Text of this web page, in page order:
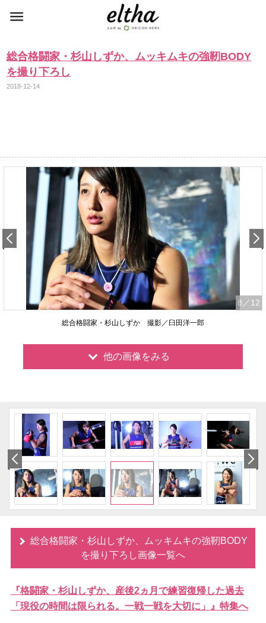
総合格闘家・杉山しずか、ムッキムキの強靭BODY
を撮り下ろし
2018-12-14
8 ／12
総合格闘家・杉山しずか 撮影／臼田洋一郎
他の画像をみる
総合格闘家・杉山しずか、ムッキムキの強靭BODY
を撮り下ろし画像一覧へ
『格闘家・杉山しずか、産後2ヵ月で練習復帰した過去
「現役の時間は限られる。一戦一戦を大切に」』特集へ